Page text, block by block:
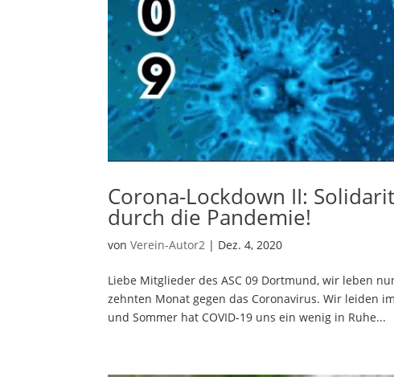
Corona-Lockdown II:
durch die Pandemie!
vonVerein-Autor2 | Dez. 4, 2020
Liebe Mitglieder des ASC 09 Dortmund, wir leben
zehnten Monat gegen das Coronavirus. Wir leiden
und Sommer hat COVID-19 uns ein wenig in Ruhe...